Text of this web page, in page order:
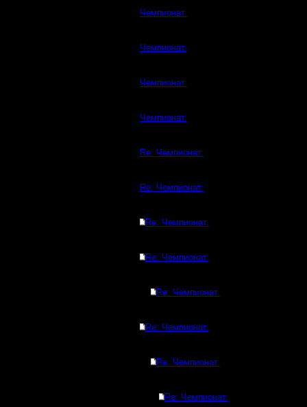
Чемпионат.
Чемпионат.
Чемпионат.
Чемпионат.
Re: Чемпионат.
Re: Чемпионат.
Re: Чемпионат.
Re: Чемпионат.
Re: Чемпионат.
Re: Чемпионат.
Re: Чемпионат.
Re: Чемпионат.